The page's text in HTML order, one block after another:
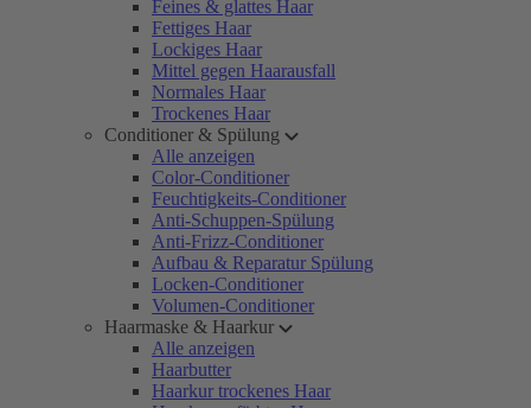
Feines & glattes Haar
Fettiges Haar
Lockiges Haar
Mittel gegen Haarausfall
Normales Haar
Trockenes Haar
Conditioner & Spülung
Alle anzeigen
Color-Conditioner
Feuchtigkeits-Conditioner
Anti-Schuppen-Spülung
Anti-Frizz-Conditioner
Aufbau & Reparatur Spülung
Locken-Conditioner
Volumen-Conditioner
Haarmaske & Haarkur
Alle anzeigen
Haarbutter
Haarkur trockenes Haar